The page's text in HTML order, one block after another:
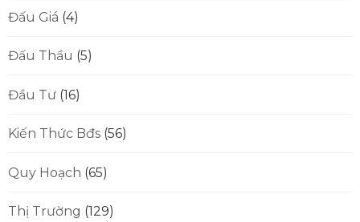
Đấu Giá (4)
Đấu Thầu (5)
Đầu Tư (16)
Kiến Thức Bđs (56)
Quy Hoạch (65)
Thị Trường (129)